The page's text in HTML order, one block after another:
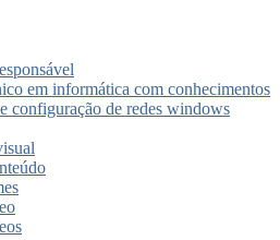
em informática com conhecimentos
configuração de redes windows